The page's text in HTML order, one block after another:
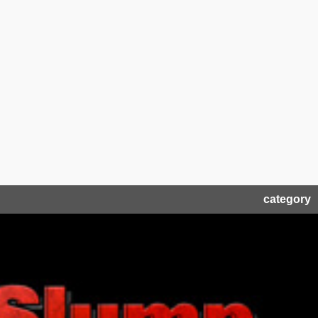
category